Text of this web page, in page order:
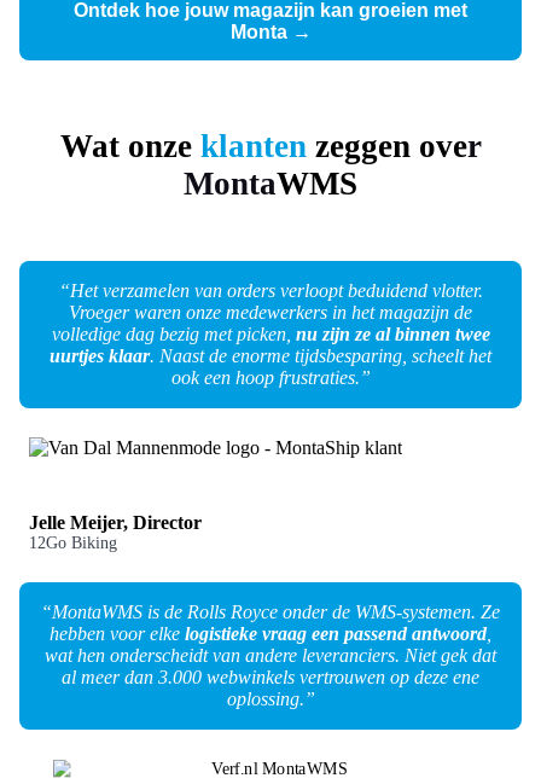
Ontdek hoe jouw magazijn kan groeien met
Monta →
Wat onze klantenzeggen over
MontaWMS
“Het verzamelen van orders verloopt beduidend vlotter.
Vroeger waren onze medewerkers in het magazijn de
volledige dag bezig met picken, nu zijn ze al binnen twee
uurtjes klaar. Naast de enorme tijdsbesparing, scheelt het
ook een hoop frustraties.”
Jelle Meijer, Director
12Go Biking
“MontaWMS is de Rolls Royce onder de WMS-systemen. Ze
hebben voor elke logistieke vraag een passend antwoord,
wat hen onderscheidt van andere leveranciers. Niet gek dat
al meer dan 3.000 webwinkels vertrouwen op deze ene
oplossing.”